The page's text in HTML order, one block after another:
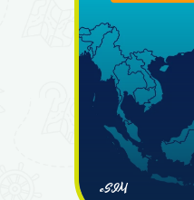
eSIM